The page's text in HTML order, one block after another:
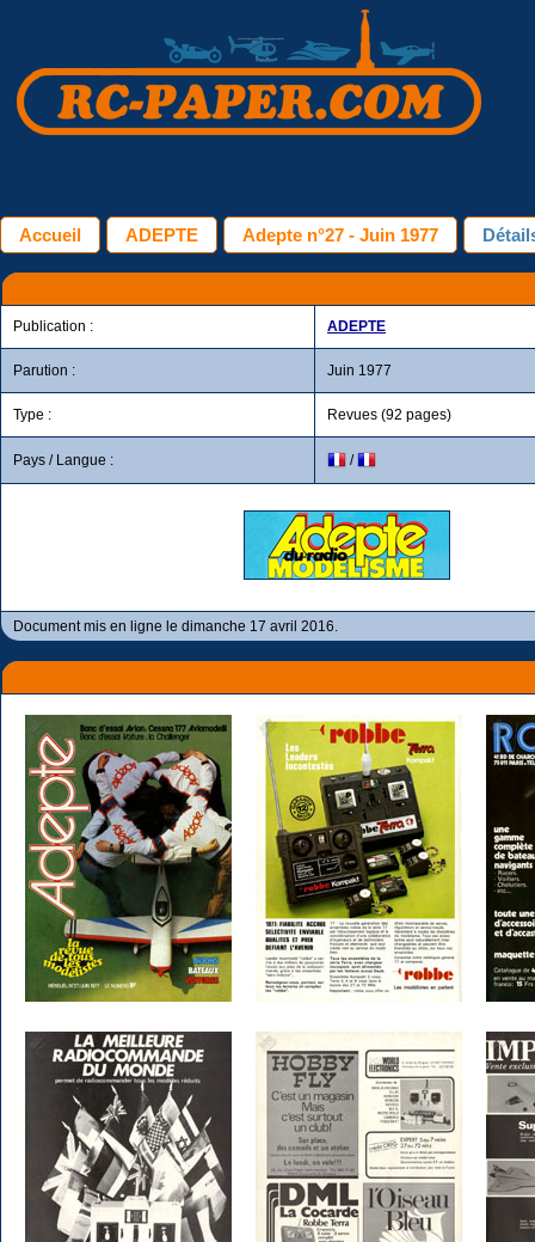
Accueil ADEPTE Adepte n°27 - Juin 1977
Publication : ADEPTE
Parution : Juin 1977
Type : Revues (92 pages)
Pays / Langue : /
Document mis en ligne le dimanche 17 avril 2016.